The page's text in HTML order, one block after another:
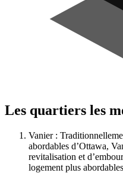
Les quartiers les
Vanier :
abordables d’Ottawa,
revitalisation et
logement plus